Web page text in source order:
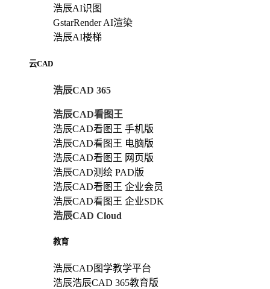
浩辰AI识图
GstarRender AI渲染
浩辰AI楼梯
云CAD
浩辰CAD 365
浩辰CAD看图王
浩辰CAD看图王 手机版
浩辰CAD看图王 电脑版
浩辰CAD看图王 网页版
浩辰CAD测绘 PAD版
浩辰CAD看图王 企业会员
浩辰CAD看图王 企业SDK
浩辰CAD Cloud
教育
浩辰CAD图学教学平台
浩辰浩辰CAD 365教育版